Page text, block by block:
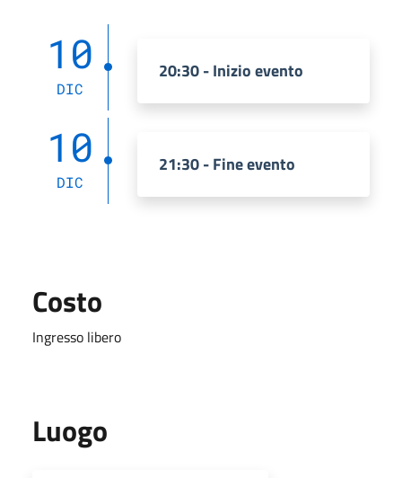
10
DIC
20:30 - Inizio evento
10
DIC
21:30 - Fine evento
Costo
Ingresso libero
Luogo